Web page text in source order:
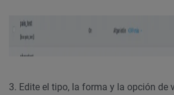
3. Edite el tipo, la forma y la opción de